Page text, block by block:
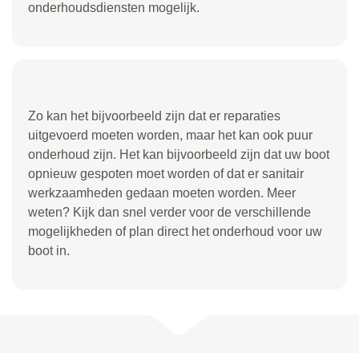
onderhoudsdiensten mogelijk.
Zo kan het bijvoorbeeld zijn dat er reparaties
uitgevoerd moeten worden, maar het kan ook puur
onderhoud zijn. Het kan bijvoorbeeld zijn dat uw boot
opnieuw gespoten moet worden of dat er sanitair
werkzaamheden gedaan moeten worden. Meer
weten? Kijk dan snel verder voor de verschillende
mogelijkheden of plan direct het onderhoud voor uw
boot in.